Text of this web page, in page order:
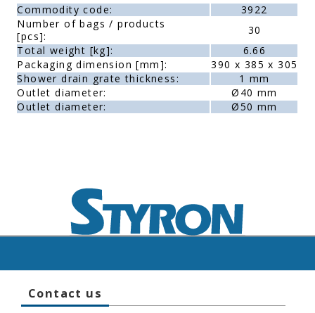
Commodity code:
3922
Number of bags / products
[pcs]:
30
Total weight [kg]:
6.66
Packaging dimension [mm]:
390 x 385 x 305
Shower drain grate thickness:
1 mm
Outlet diameter:
Ø40 mm
Outlet diameter:
Ø50 mm
Contact us